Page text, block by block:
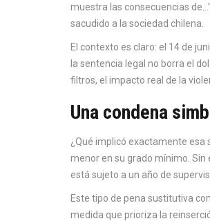
muestra las consecuencias
sacudido a la sociedad chilena.
El contexto es claro: el 14 de
la sentencia legal no borra el
filtros, el impacto real de la
Una condena
¿Qué implicó exactamente esa
menor en su grado mínimo. Sin
está sujeto a un año de
Este tipo de pena sustitutiva
medida que prioriza la